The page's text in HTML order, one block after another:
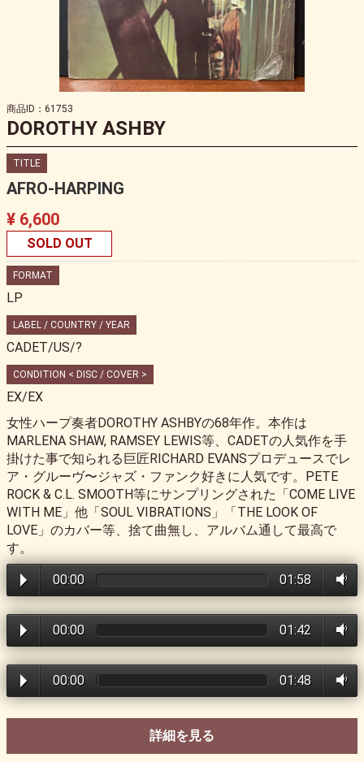
商品ID：61753
DOROTHY ASHBY
TITLE
AFRO-HARPING
¥ 6,600
SOLD OUT
FORMAT
LP
LABEL / COUNTRY / YEAR
CADET/US/?
CONDITION < DISC / COVER >
EX/EX
女性ハープ奏者DOROTHY ASHBYの68年作。本作は
MARLENA SHAW, RAMSEY LEWIS等、CADETの人気作を手
掛けた事で知られる巨匠RICHARD EVANSプロデュースでレ
ア・グルーヴ〜ジャズ・ファンク好きに人気です。PETE
ROCK & C.L. SMOOTH等にサンプリングされた「COME LIVE
WITH ME」他「SOUL VIBRATIONS」「THE LOOK OF
LOVE」のカバー等、捨て曲無し、アルバム通して最高で
す。
00:00 01:58
00:00 01:42
00:00 01:48
詳細を見る